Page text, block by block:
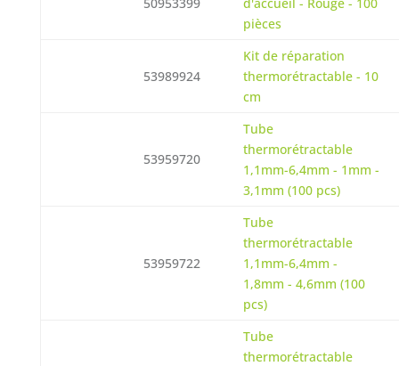
pièces
53989924
Kit de réparation
thermorétractable - 10
cm
53959720
Tube
thermorétractable
1,1mm-6,4mm - 1mm -
3,1mm (100 pcs)
53959722
Tube
thermorétractable
1,1mm-6,4mm -
1,8mm - 4,6mm (100
pcs)
Tube
thermorétractable